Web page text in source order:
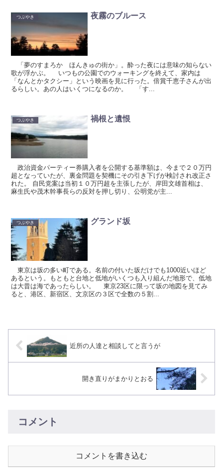
つぶやき 夜霧のブルース
「夢のすまろか ほんきゅの街か」。酔った夜には意味の知らない
歌が浮かぶ。 いつもの公園でのウォーキングを終えて、家内は
「なんとかタクシー」という映画を見に行った。倍賞千恵子さんが出
るらしい。あの人はいくつになるのか。 「す...
つぶやき 禍根と遺恨
政治資金パーティー券購入者を公開する基準額は、今まで２０万円
超となっていたが、裏金問題を契機にその引き下げが検討され改正さ
れた。 自民党案は当初１０万円超を主張したが、岸田文雄首相は、
麻生氏や茂木幹事長らの反対を押し切り、公明党が主...
つぶやき グランド坂
東京は坂の多い町である。名前の付いた坂だけでも1000近いほど
あるという。もともと台地と低地がいくつも入り組んだ地形で、低地
は大昔は海であったらしい。 東京23区に限って坂の地図を見てみ
ると、港区、新宿区、文京区の３区で全数の５割...
近所の人達と相談してと言うが
開き直りがまかりとおる
コメント
コメントを書き込む